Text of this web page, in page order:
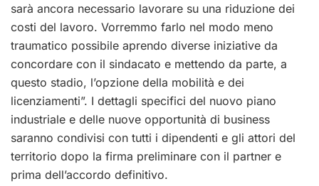
sarà ancora necessario lavorare su una riduzione dei
costi del lavoro. Vorremmo farlo nel modo meno
traumatico possibile aprendo diverse iniziative da
concordare con il sindacato e mettendo da parte, a
questo stadio, l’opzione della mobilità e dei
licenziamenti”. I dettagli specifici del nuovo piano
industriale e delle nuove opportunità di business
saranno condivisi con tutti i dipendenti e gli attori del
territorio dopo la firma preliminare con il partner e
prima dell’accordo definitivo.